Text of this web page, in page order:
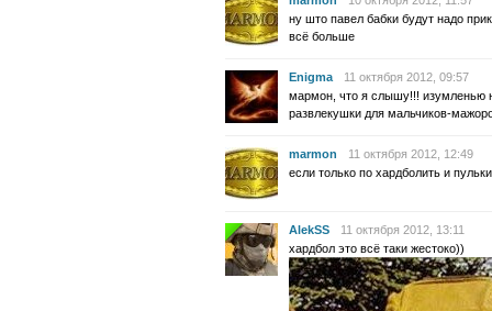
ну што павел бабки будут надо
всё больше
Enigma
11 октября 2012, 09:57
мармон, что я слышу!!! изумленью
развлекушки для мальчиков-
marmon
11 октября 2012, 12:49
если только по хардболить и
AlekSS
11 октября 2012, 13:11
хардбол это всё таки жестоко))